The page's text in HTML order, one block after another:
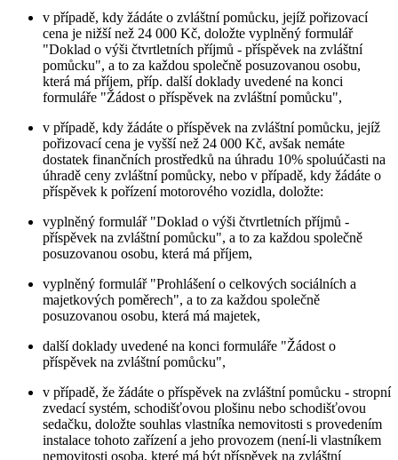
v případě, kdy žádáte o zvláštní pomůcku, jejíž pořizovací
cena je nižší než 24 000 Kč, doložte vyplněný formulář
"Doklad o výši čtvrtletních příjmů - příspěvek na zvláštní
pomůcku", a to za každou společně posuzovanou osobu,
která má příjem, příp. další doklady uvedené na konci
formuláře "Žádost o příspěvek na zvláštní pomůcku",
v případě, kdy žádáte o příspěvek na zvláštní pomůcku, jejíž
pořizovací cena je vyšší než 24 000 Kč, avšak nemáte
dostatek finančních prostředků na úhradu 10% spoluúčasti na
úhradě ceny zvláštní pomůcky, nebo v případě, kdy žádáte o
příspěvek k pořízení motorového vozidla, doložte:
vyplněný formulář "Doklad o výši čtvrtletních příjmů -
příspěvek na zvláštní pomůcku", a to za každou společně
posuzovanou osobu, která má příjem,
vyplněný formulář "Prohlášení o celkových sociálních a
majetkových poměrech", a to za každou společně
posuzovanou osobu, která má majetek,
další doklady uvedené na konci formuláře "Žádost o
příspěvek na zvláštní pomůcku",
v případě, že žádáte o příspěvek na zvláštní pomůcku - stropní
zvedací systém, schodišťovou plošinu nebo schodišťovou
sedačku, doložte souhlas vlastníka nemovitosti s provedením
instalace tohoto zařízení a jeho provozem (není-li vlastníkem
nemovitosti osoba, které má být příspěvek na zvláštní